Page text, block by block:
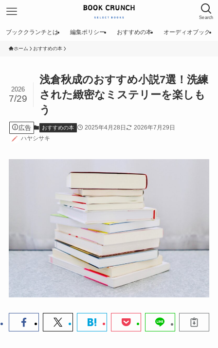
Search
ブッククランチとは 編集ポリシー おすすめの本 オーディオブック
ホーム おすすめの本
浅倉秋成のおすすめ小説7選！洗練
された緻密なミステリーを楽しも
う
2026
7/29
広告 おすすめの本 2025年4月28日
2026年7月29日
ハヤシサキ